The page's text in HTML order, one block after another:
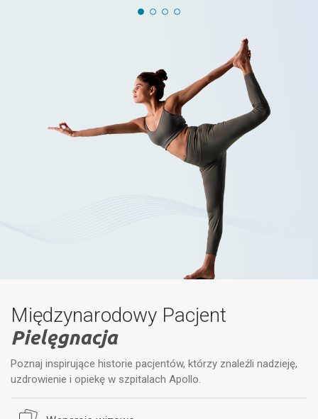
Międzynarodowy Pacjent
Pielęgnacja
Poznaj inspirujące historie pacjentów, którzy znaleźli nadzieję,
uzdrowienie i opiekę w szpitalach Apollo.